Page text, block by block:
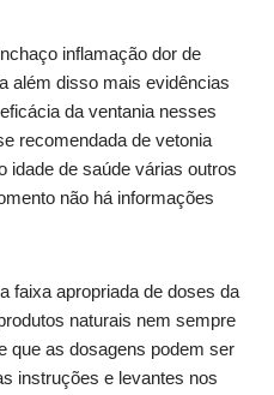
inflamação dor de
além disso mais evidências
da ventania nesses
recomendada de vetonia
idade de saúde várias outros
não há informações
faixa apropriada de doses da
naturais nem sempre
que as dosagens podem ser
instruções e levantes nos